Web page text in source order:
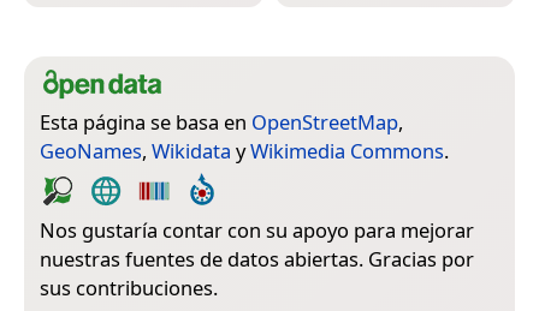
Esta página se basa en OpenStreetMap,
GeoNames, Wikidata yWikimedia Commons.
Nos gustaría contar con su apoyo para mejorar
nuestras fuentes de datos abiertas. Gracias por
sus contribuciones.